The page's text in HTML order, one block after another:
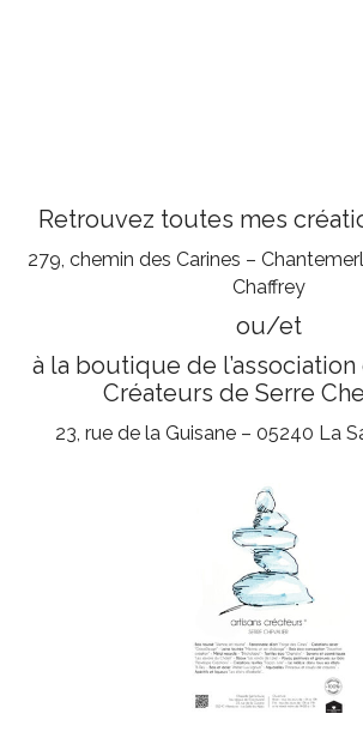
Retrouvez toutes mes
279, chemin des Carines –
Chaffrey
ou/et
à la boutique de l’association
Créateurs de Serre
23, rue de la Guisane – 05240 La